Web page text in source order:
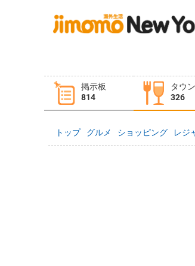
掲示板
814
タウン
326
タウン情報 教えて！
イベント 求人
トップ グルメ ショッピング レジ